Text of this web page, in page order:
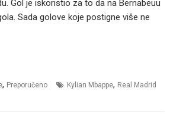
Gol je iskoristio za to da na Bernabeuu
Sada golove koje postigne više ne
, Preporučeno Kylian Mbappe, Real Madrid